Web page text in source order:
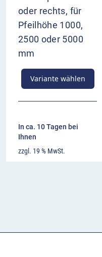
oder rechts, für
Pfeilhöhe 1000,
2500 oder 5000
mm
Variante wählen
In ca. 10 Tagen bei
Ihnen
zzgl. 19 % MwSt.